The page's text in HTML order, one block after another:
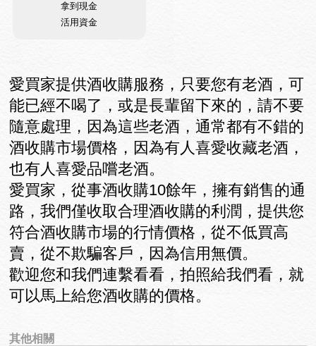
拿到現金
活用資金
愛買家提供酒收購服務，只要您有老酒，可
能已經不喝了，或是長輩留下來的，請不要
隨意處理，因為這些老酒，通常都有不錯的
酒收購市場價格，因為有人喜愛收藏老酒，
也有人喜愛品嚐老酒。
愛買家，從事酒收購10餘年，擁有銷售的通
路，我們僅收取合理酒收購的利潤，提供您
符合酒收購市場的行情價格，從不低買高
賣，從不欺騙客戶，因為信用無價。
歡迎您和我們連繫看看，拍照給我們看，就
可以馬上給您酒收購的價格。
其他相關